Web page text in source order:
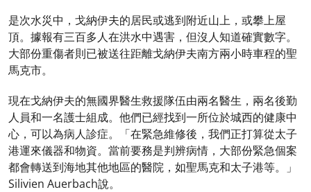
是次水災中，戈納伊夫的居民或逃到附近山上，或攀上屋
頂。據報有三百多人在洪水中遇害，但沒人知道確實數字。
大部份重傷者則已被送往距離戈納伊夫南方兩小時車程的聖
馬克市。
現在戈納伊夫的無國界醫生救援隊伍由兩名醫生，兩名後勤
人員和一名護士組成。他們已經找到一所位於城西的健康中
心，可以為病人診症。「在緊急維修後，我們正打算從太子
港運來儀器和物資。當前要務是判辨病情，大部份緊急個案
都會轉送到海地其他地區的醫院，如聖馬克和太子港等。」
Silivien Auerbach說。